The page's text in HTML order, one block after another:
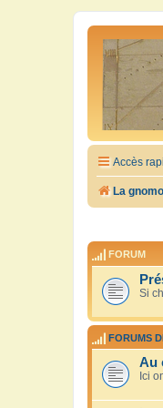
Accès
La
FORUM
Si
FORUMS
Au
Ici